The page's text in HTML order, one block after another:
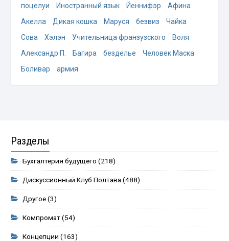
поцелуи
Иностранный язык Йеннифэр
Афина
Акелла
Дикая кошка Маруся безвиз
Чайка
Сова
Хэлэн Учительница франзузского
Воля
Александр П.
Багира безделье
Человек Маска
Боливар
армия
Разделы
Бухгалтерия будущего (218)
Дискуссионный Клуб Полтава (488)
Другое(3)
Компромат(54)
Концепции (163)